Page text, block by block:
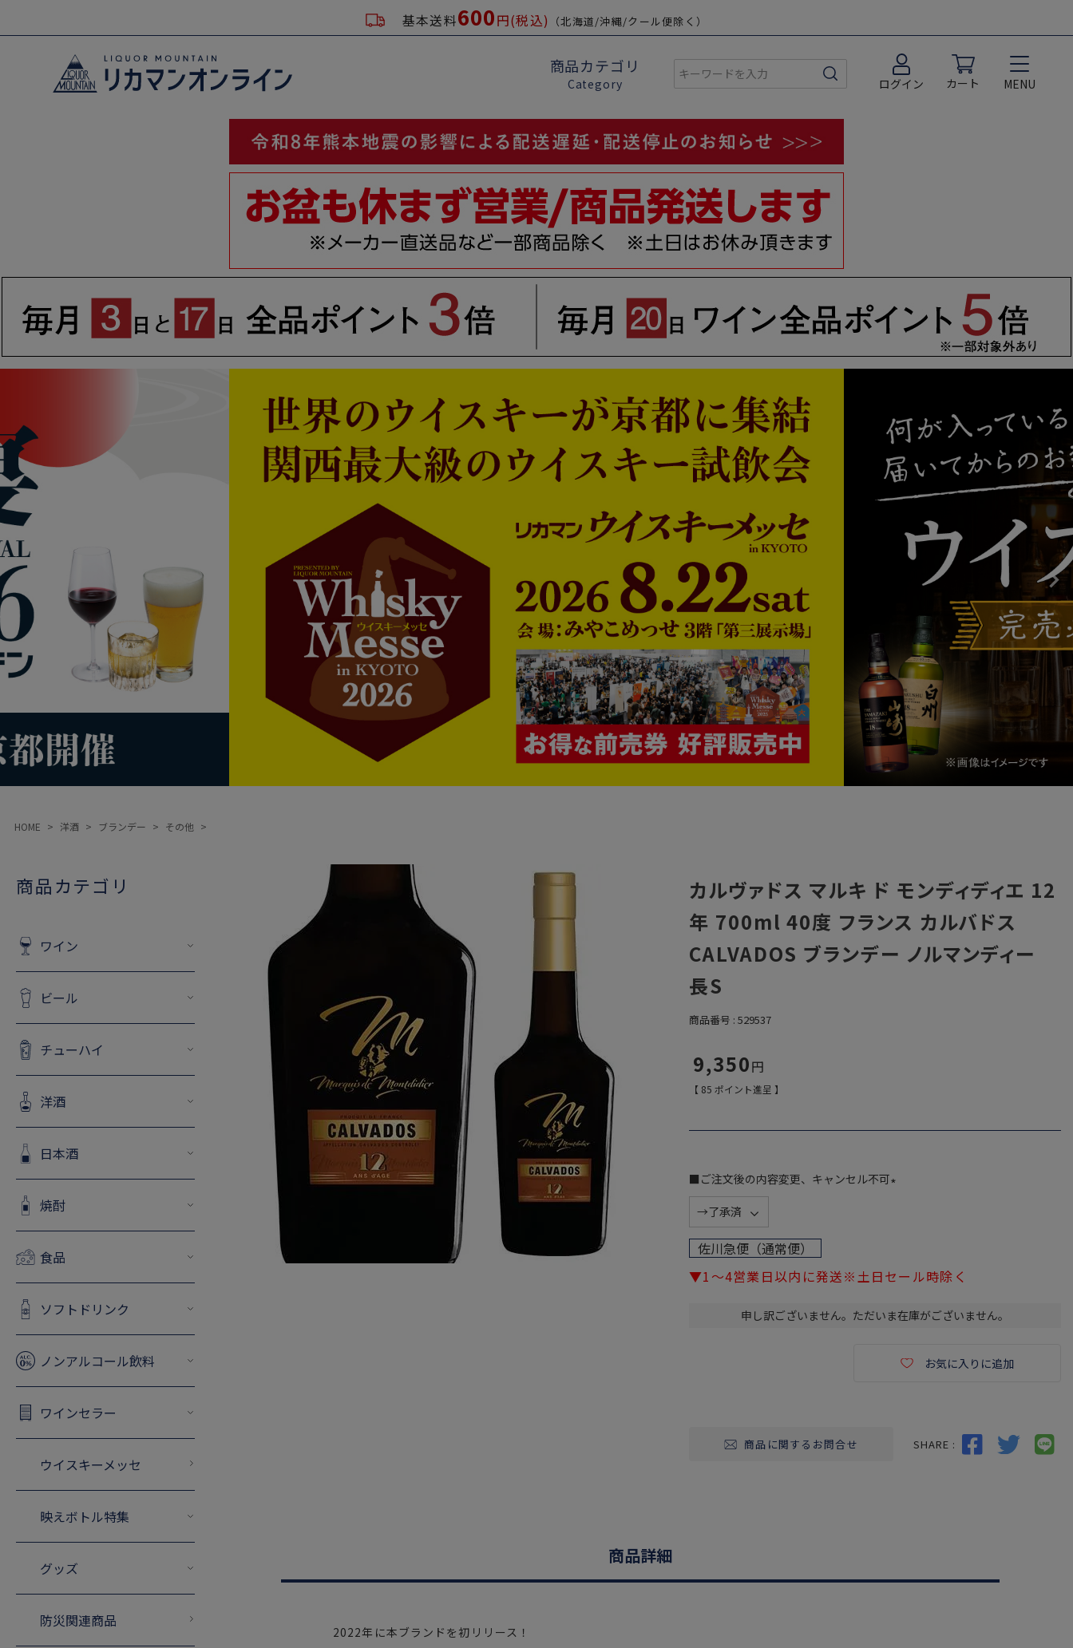
基本送料600円(税込) （北海道/沖縄/クール便除く）
商品カテゴリ
Category ログイン カート MENU
HOME 洋酒 ブランデー その他
商品カテゴリ
ワイン
ビール
チューハイ
洋酒
日本酒
焼酎
食品
ソフトドリンク
ノンアルコール飲料
ワインセラー
ウイスキーメッセ
映えボトル特集
グッズ
防災関連商品
カルヴァドス マルキ ド モンディディエ 12
年 700ml 40度 フランス カルバドス
CALVADOS ブランデー ノルマンディー
長S
商品番号 529537
9,350
【 85 ポイント進呈 】
■ご注文後の内容変更、キャンセル不可
佐川急便（通常便）
▼1～4営業日以内に発送※土日セール時除く
申し訳ございません。ただいま在庫がございません。
お気に入りに追加
商品に関するお問合せ SHARE :
商品詳細
2022年に本ブランドを初リリース！